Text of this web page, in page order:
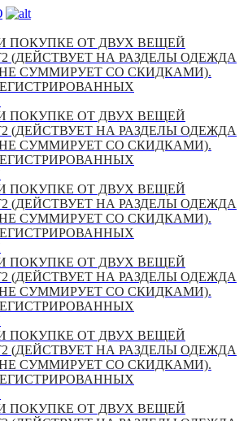
ПОКУПКЕ ОТ ДВУХ ВЕЩЕЙ
(ДЕЙСТВУЕТ НА РАЗДЕЛЫ ОДЕЖДА
СУММИРУЕТ СО СКИДКАМИ).
ПОКУПКЕ ОТ ДВУХ ВЕЩЕЙ
(ДЕЙСТВУЕТ НА РАЗДЕЛЫ ОДЕЖДА
СУММИРУЕТ СО СКИДКАМИ).
ПОКУПКЕ ОТ ДВУХ ВЕЩЕЙ
(ДЕЙСТВУЕТ НА РАЗДЕЛЫ ОДЕЖДА
СУММИРУЕТ СО СКИДКАМИ).
ПОКУПКЕ ОТ ДВУХ ВЕЩЕЙ
(ДЕЙСТВУЕТ НА РАЗДЕЛЫ ОДЕЖДА
СУММИРУЕТ СО СКИДКАМИ).
ПОКУПКЕ ОТ ДВУХ ВЕЩЕЙ
(ДЕЙСТВУЕТ НА РАЗДЕЛЫ ОДЕЖДА
СУММИРУЕТ СО СКИДКАМИ).
ПОКУПКЕ ОТ ДВУХ ВЕЩЕЙ